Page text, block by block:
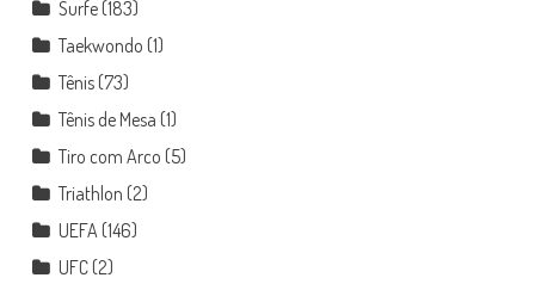
Surfe(183)
Taekwondo (1)
Tênis(73)
Tênis de Mesa (1)
Tiro com Arco (5)
Triathlon (2)
UEFA(146)
UFC(2)